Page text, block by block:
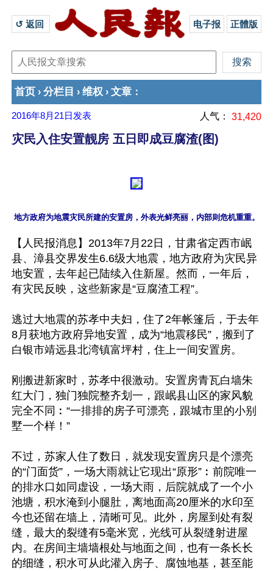
↺ 返回 电子报 正體版
首页 › 分栏目 › 维权 › 文章 ：
2016年8月21日 发表 人气： 31,420
灾民入住安置靓房 五日即成豆腐渣(图)
【人民报消息】2013年7月22日，甘肃省定西市岷
县、漳县交界发生6.6级大地震，地方政府为灾民异
地安置，去年起已陆续入住新屋。然而，一年后，
有灾民反映，这些新家是“豆腐渣工程”。
逃过大地震的苏孝中夫妇，住了2年帐篷后，于去年
8月获地方政府异地安置，成为“地震移民”，搬到了
白银市靖远县北湾镇富坪村，住上一间安置房。
刚搬进新家时，苏孝中很激动。安置房青瓦白墙朱
红大门，独门独院整齐划一，跟岷县山区的家风貌
完全不同︰“一排排的房子可漂亮，跟城市里的小别
墅一个样！”
不过，苏家人住了数日，就发现安置房只是个漂亮
的“门面货”，一场大雨就让它现出“原形”︰前院唯一
的排水口如同虚设，一场大雨，后院就成了一个小
池塘，积水淹到小腿肚，离地面高20厘米的水印至
今也还留在墙上，清晰可见。此外，房屋到处有裂
缝，最大的裂缝有5毫米宽，光线可从裂缝射进屋
内。在房间主墙墙根处与地面之间，也有一条长长
的细缝，积水可从此灌入房子、腐蚀地基，甚至能